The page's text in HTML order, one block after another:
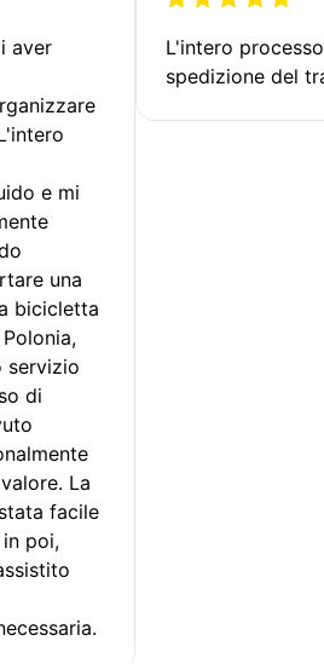
aver
e mi
una
bicicletta
servizio
di
La
facile
poi,
L'intero
spedizione del